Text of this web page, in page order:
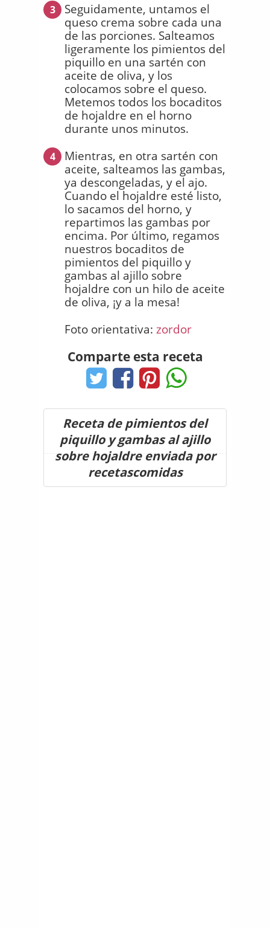
3
Seguidamente, untamos el
queso crema sobre cada una
de las porciones. Salteamos
ligeramente los pimientos del
piquillo en una sartén con
aceite de oliva, y los
colocamos sobre el queso.
Metemos todos los bocaditos
de hojaldre en el horno
durante unos minutos.
4
Mientras, en otra sartén con
aceite, salteamos las gambas,
ya descongeladas, y el ajo.
Cuando el hojaldre esté listo,
lo sacamos del horno, y
repartimos las gambas por
encima. Por último, regamos
nuestros bocaditos de
pimientos del piquillo y
gambas al ajillo sobre
hojaldre con un hilo de aceite
de oliva, ¡y a la mesa!
Foto orientativa: zordor
Comparte esta receta
Receta de pimientos del
piquillo y gambas al ajillo
sobre hojaldre enviada por
recetascomidas